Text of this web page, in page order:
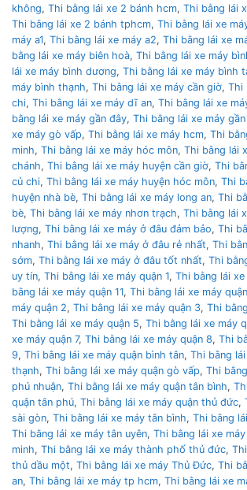
không, Thi bằng lái xe 2 bánh hcm, Thi bằng lái
Thi bằng lái xe 2 bánh tphcm, Thi bằng lái xe
máy a1, Thi bằng lái xe máy a2, Thi bằng lái xe
bằng lái xe máy biên hoà, Thi bằng lái xe máy
lái xe máy bình dương, Thi bằng lái xe máy bình
máy bình thạnh, Thi bằng lái xe máy cần giờ, Thi
chi, Thi bằng lái xe máy dĩ an, Thi bằng lái xe
bằng lái xe máy gần đây, Thi bằng lái xe máy
xe máy gò vấp, Thi bằng lái xe máy hcm, Thi
minh, Thi bằng lái xe máy hóc môn, Thi bằng lái
chánh, Thi bằng lái xe máy huyện cần giờ, Thi
củ chi, Thi bằng lái xe máy huyện hóc môn, Thi
huyện nhà bè, Thi bằng lái xe máy long an, Thi
bè, Thi bằng lái xe máy nhơn trạch, Thi bằng lái
lượng, Thi bằng lái xe máy ở đâu đảm bảo, Thi
nhanh, Thi bằng lái xe máy ở đâu rẻ nhất, Thi
sớm, Thi bằng lái xe máy ở đâu tốt nhất, Thi
uy tín, Thi bằng lái xe máy quận 1, Thi bằng lái xe
bằng lái xe máy quận 11, Thi bằng lái xe máy
máy quận 2, Thi bằng lái xe máy quận 3, Thi
Thi bằng lái xe máy quận 5, Thi bằng lái xe máy
xe máy quận 7, Thi bằng lái xe máy quận 8, Thi
9, Thi bằng lái xe máy quận bình tân, Thi bằng
thạnh, Thi bằng lái xe máy quận gò vấp, Thi
phú nhuận, Thi bằng lái xe máy quận tân bình,
quận tân phú, Thi bằng lái xe máy quận thủ đức,
sài gòn, Thi bằng lái xe máy tân bình, Thi bằng
Thi bằng lái xe máy tân uyên, Thi bằng lái xe
minh, Thi bằng lái xe máy thành phố thủ đức,
thủ dầu một, Thi bằng lái xe máy Thủ Đức, Thi
an, Thi bằng lái xe máy tp hcm, Thi bằng lái xe